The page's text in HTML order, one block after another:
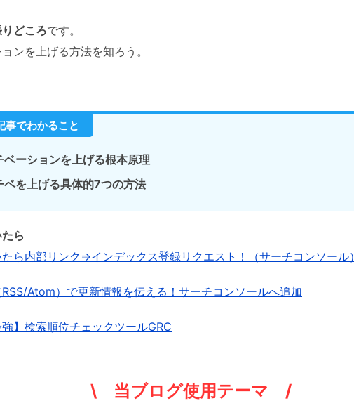
どころです。
ンを上げる方法を知ろう。
事でわかること
ベーションを上げる根本原理
ベを上げる具体的7つの方法
ら
ら内部リンク⇒インデックス登録リクエスト！（サーチコンソール）
Atom）で更新情報を伝える！サーチコンソールへ追加
強】検索順位チェックツールGRC
\ 当ブログ使用テーマ /